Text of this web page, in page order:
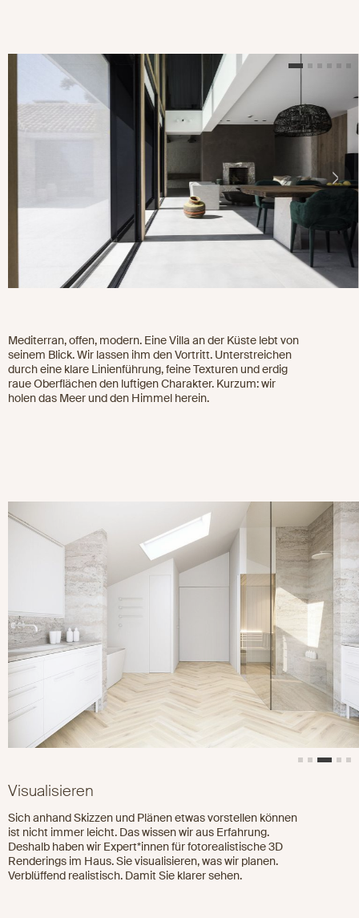
Mediterran, offen, modern. Eine Villa an der Küste lebt von
seinem Blick. Wir lassen ihm den Vortritt. Unterstreichen
durch eine klare Linienführung, feine Texturen und erdig
raue Oberflächen den luftigen Charakter. Kurzum: wir
holen das Meer und den Himmel herein.
Visualisieren
Sich anhand Skizzen und Plänen etwas vorstellen können
ist nicht immer leicht. Das wissen wir aus Erfahrung.
Deshalb haben wir Expert*innen für fotorealistische 3D
Renderings im Haus. Sie visualisieren, was wir planen.
Verblüffend realistisch. Damit Sie klarer sehen.